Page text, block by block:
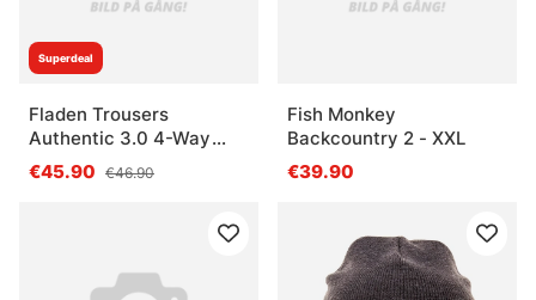
Superdeal
Fladen Trousers
Authentic 3.0 4-Way
Stretch, Green/Black -
XXL
€45.90 €46.90
Fish Monkey
Backcountry 2 - XXL
€39.90